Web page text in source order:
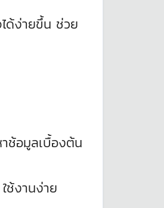
ด้ง่ายขึ้น ช่วย
ช้อมูลเบื้องต้น
ช้งานง่าย